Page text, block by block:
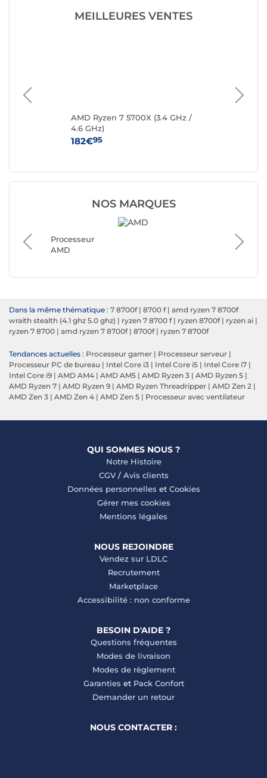
MEILLEURES VENTES
AMD Ryzen 7 5700X (3.4 GHz /
4.6 GHz)
182€95
NOS MARQUES
Processeur
AMD
Intel
Dans la même thématique : 7 8700f| 8700 f| amd ryzen 7 8700f
wraith stealth (4.1 ghz 5.0 ghz) | ryzen 7 8700 f| ryzen 8700f| ryzen ai |
ryzen 7 8700 | amd ryzen 7 8700f| 8700f| ryzen 7 8700f
Tendances actuelles : Processeur gamer | Processeur serveur |
Processeur PC de bureau | Intel Core i3 | Intel Core i5 | Intel Core i7 |
Intel Core i9 | AMD AM4 | AMD AM5 | AMD Ryzen 3 | AMD Ryzen 5 |
AMD Ryzen 7 | AMD Ryzen 9 | AMD Ryzen Threadripper | AMD Zen 2 |
AMD Zen 3 | AMD Zen 4 | AMD Zen 5 | Processeur avec ventilateur
QUI SOMMES NOUS ?
Notre Histoire
CGV/ Avis clients
Données personnelles et Cookies
Gérer mes cookies
Mentions légales
NOUS REJOINDRE
Vendez sur LDLC
Recrutement
Marketplace
Accessibilité : non conforme
BESOIN D'AIDE ?
Questions fréquentes
Modes de livraison
Modes de règlement
Garanties et Pack Confort
Demander un retour
NOUS CONTACTER :